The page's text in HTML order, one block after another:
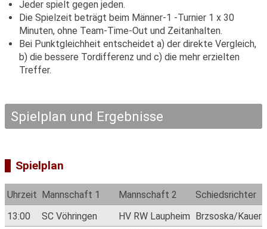
Jeder spielt gegen jeden.
Die Spielzeit beträgt beim Männer-1 -Turnier 1 x 30
Minuten, ohne Team-Time-Out und Zeitanhalten.
Bei Punktgleichheit entscheidet a) der direkte Vergleich,
b) die bessere Tordifferenz und c) die mehr erzielten
Treffer.
Spielplan und Ergebnisse
Spielplan
Uhrzeit Mannschaft 1 Mannschaft 2
Schiedsrichter
13:00
SC Vöhringen HV RW Laupheim Brzsoska/Kauer